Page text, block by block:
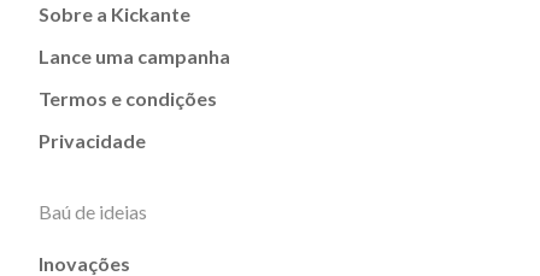
Sobre a Kickante
Lance uma campanha
Termos e condições
Privacidade
Baú de ideias
Inovações